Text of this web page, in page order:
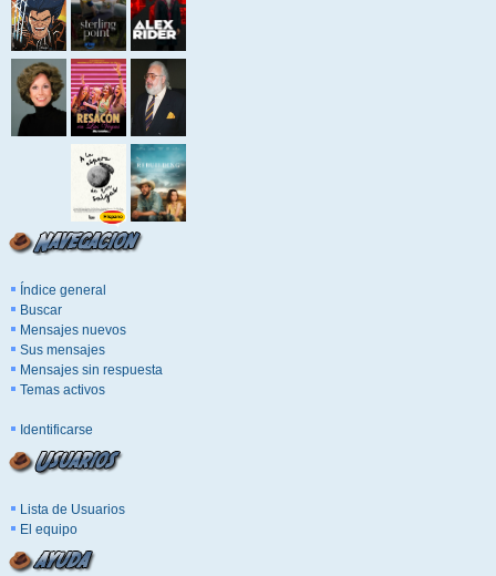
Índice general
Buscar
Mensajes nuevos
Sus mensajes
Mensajes sin respuesta
Temas activos
Identificarse
Lista de Usuarios
El equipo